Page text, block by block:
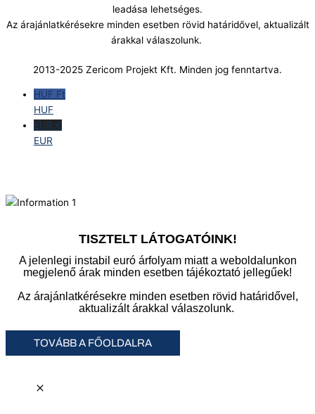
leadása lehetséges.
Az árajánlatkérésekre minden esetben rövid határidővel, aktualizált
árakkal válaszolunk.
2013-2025 Zericom Projekt Kft. Minden jog fenntartva.
HUF Ft
HUF
EUR €
EUR
TISZTELT LÁTOGATÓINK!
A jelenlegi instabil euró árfolyam miatt a weboldalunkon
megjelenő árak minden esetben tájékoztató jellegűek!
Az árajánlatkérésekre minden esetben rövid határidővel,
aktualizált árakkal válaszolunk.
TOVÁBB A FŐOLDALRA